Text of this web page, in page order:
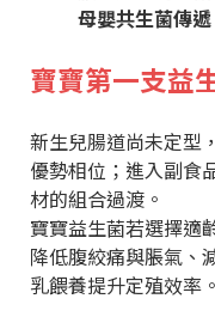
母嬰共生菌傳
寶寶第一支益
新生兒腸道尚未定
優勢相位；進入副食
材的組合過渡。
寶寶益生菌若選擇適
降低腹絞痛與脹氣、
乳餵養提升定殖效率。